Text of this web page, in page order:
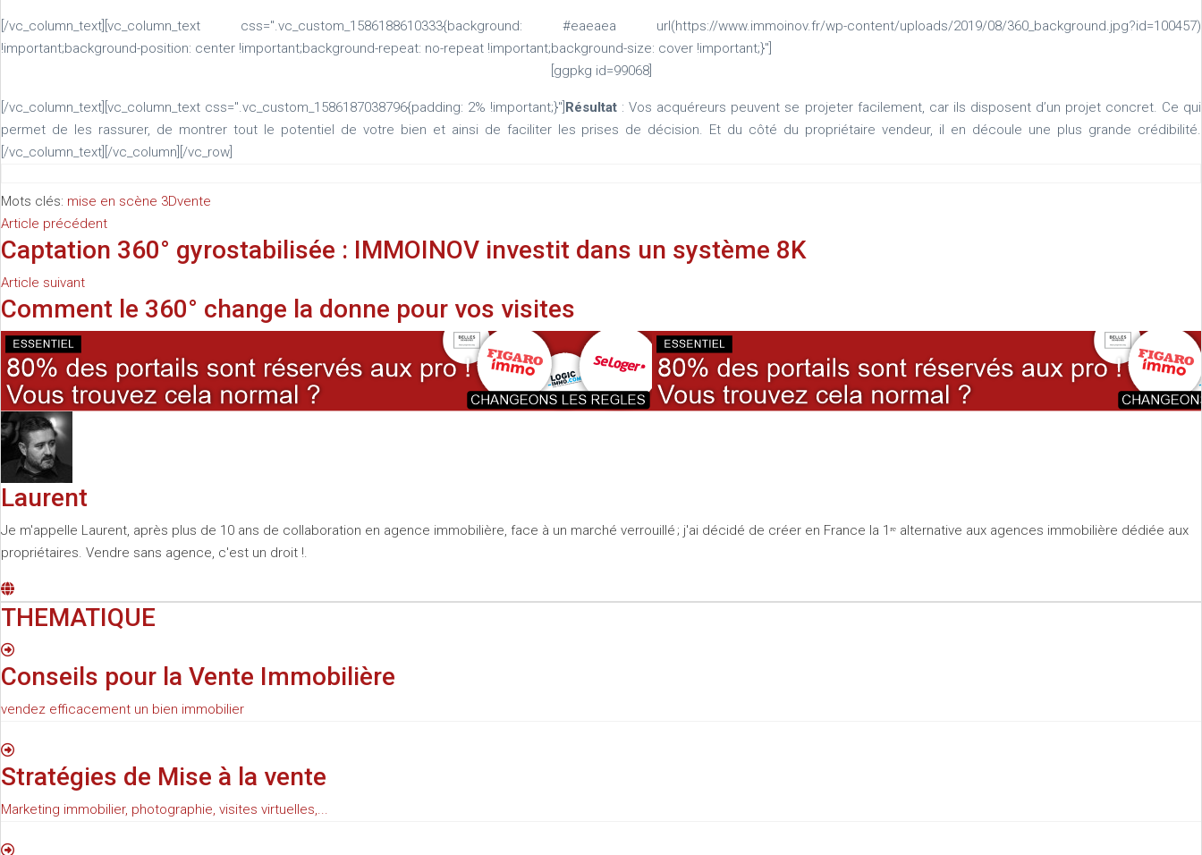
[/vc_column_text][vc_column_text css=".vc_custom_1586188610333{background: #eaeaea url(https://www.immoinov.fr/wp-content/uploads/2019/08/360_background.jpg?id=100457)
!important;background-position: center !important;background-repeat: no-repeat !important;background-size: cover !important;}"]
[ggpkg id=99068]
[/vc_column_text][vc_column_text css=".vc_custom_1586187038796{padding: 2% !important;}"] Résultat : Vos acquéreurs peuvent se projeter facilement, car ils disposent d’un projet concret. Ce qui
permet de les rassurer, de montrer tout le potentiel de votre bien et ainsi de faciliter les prises de décision. Et du côté du propriétaire vendeur, il en découle une plus grande crédibilité.
[/vc_column_text][/vc_column][/vc_row]
Mots clés: mise en scène 3Dvente
Article précédent
Captation 360° gyrostabilisée : IMMOINOV investit dans un système 8K
Article suivant
Comment le 360° change la donne pour vos visites
Laurent
Je m'appelle Laurent, après plus de 10 ans de collaboration en agence immobilière, face à un marché verrouillé ; j'ai décidé de créer en France la 1ʳᵉ alternative aux agences immobilière dédiée aux
propriétaires. Vendre sans agence, c'est un droit !.
THEMATIQUE
Conseils pour la Vente Immobilière
vendez efficacement un bien immobilier
Stratégies de Mise à la vente
Marketing immobilier, photographie, visites virtuelles,...